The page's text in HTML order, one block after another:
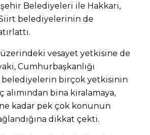
Belediyeleri ile Hakkari,
belediyelerinin de
vesayet yetkisine de
Cumhurbaşkanlığı
belediyelerin birçok yetkisinin
alımından bina kiralamaya,
kadar pek çok konunun
dikkat çekti.